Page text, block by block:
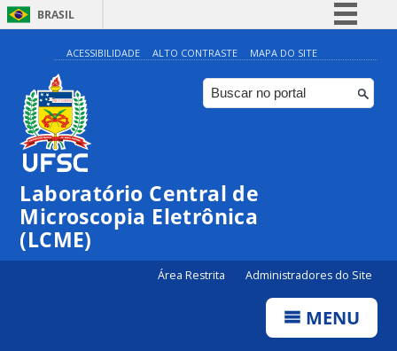
BRASIL
Simplifique!
Comunica BR
Participe
ACESSIBILIDADE ALTO CONTRASTE MAPA DO SITE
Laboratório Central de
Microscopia Eletrônica
(LCME)
Área Restrita Administradores do Site
MENU